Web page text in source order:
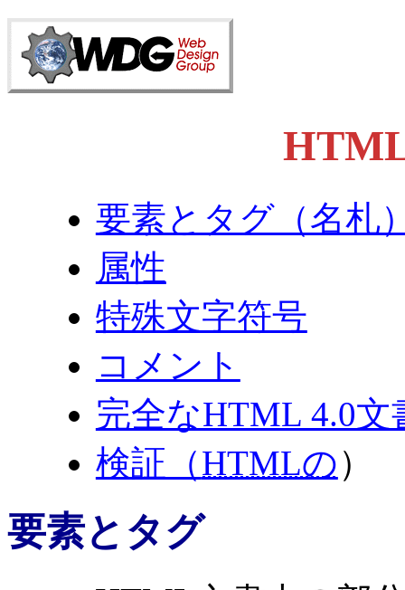
要素とタグ（名札
属性
特殊文字符号
コメント
完全なHTML 4.0文
検証（HTMLの）
要素とタグ